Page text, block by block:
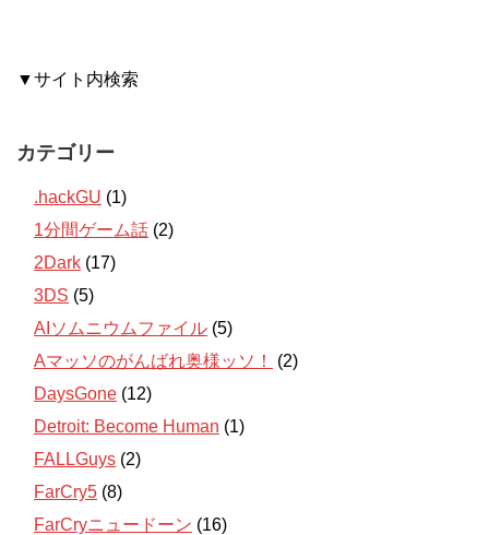
▼サイト内検索
カテゴリー
.hackGU (1)
1分間ゲーム話 (2)
2Dark (17)
3DS (5)
AIソムニウムファイル (5)
Aマッソのがんばれ奥様ッソ！
(2)
DaysGone (12)
Detroit: Become Human (1)
FALLGuys (2)
FarCry5 (8)
FarCryニュードーン (16)